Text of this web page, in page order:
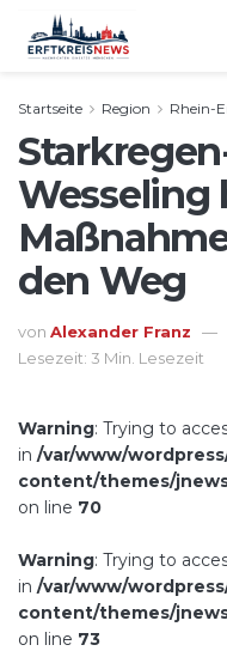
Startseite Region Rhein-
Wesseling
den Weg
von Alexander Franz
Lesezeit: 3 Min. Lesezeit
Warning: Trying to
in /var/www/
content/themes/
on line 70
Warning: Trying to
in /var/www/
content/themes/
on line 73